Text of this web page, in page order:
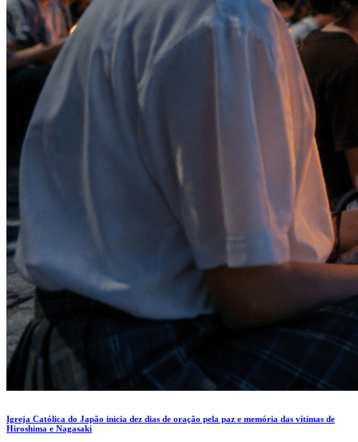
Igreja Católica do Japão inicia dez dias de oração pela paz e memória das vítimas de
Hiroshima e Nagasaki